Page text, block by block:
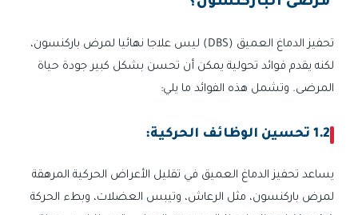
تحفيز الدماغ العميق (DBS) ليس علاجا نهائيا لمرض باركنسون،
لكنه يقدم فوائد تحولية يمكن أن تحسن بشكل كبير جودة حياة
المرضى. وتشمل هذه الفوائد ما يلي:
1.2 تحسين الوظائف الحركية:
يساعد تحفيز الدماغ العميق في تقليل الأعراض الحركية المرهقة
لمرض باركنسون، مثل الرعاش، وتيبس العضلات، وبطء الحركة